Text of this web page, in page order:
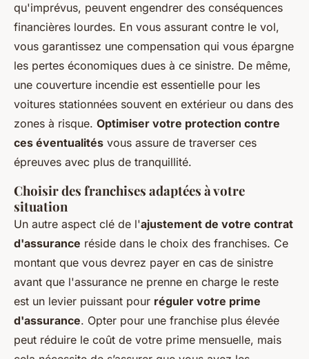
qu'imprévus, peuvent engendrer des conséquences
financières lourdes. En vous assurant contre le vol,
vous garantissez une compensation qui vous épargne
les pertes économiques dues à ce sinistre. De même,
une couverture incendie est essentielle pour les
voitures stationnées souvent en extérieur ou dans des
zones à risque. Optimiser votre protection contre
ces éventualités vous assure de traverser ces
épreuves avec plus de tranquillité.
Choisir des franchises adaptées à votre
situation
Un autre aspect clé de l'ajustement de votre contrat
d'assurance réside dans le choix des franchises. Ce
montant que vous devrez payer en cas de sinistre
avant que l'assurance ne prenne en charge le reste
est un levier puissant pour réguler votre prime
d'assurance. Opter pour une franchise plus élevée
peut réduire le coût de votre prime mensuelle, mais